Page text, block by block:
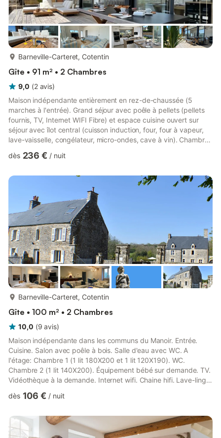
Barneville-Carteret, Cotentin
Gîte • 91 m² • 2 Chambres
9,0 (2 avis)
Maison indépendante entièrement en rez-de-chaussée (5
marches à l'entrée). Grand séjour avec poêle à pellets (pellets
fournis, TV, Internet WIFI Fibre) et espace cuisine ouvert sur
séjour avec îlot central (cuisson induction, four, four à vapeur,
lave-vaisselle, congélateur, micro-ondes, cave à vin). Chambre
l'italienne) privée. Chambre 2 (1 lit 160X200) avec salle d'eau
linge, sèche-linge). Equipement bébé sur demande. Draps et
linge de maison fournis. Lits faits...
dès 236 € / nuit
Barneville-Carteret, Cotentin
Gîte • 100 m² • 2 Chambres
10,0 (9 avis)
Maison indépendante dans les communs du Manoir. Entrée.
Cuisine. Salon avec poêle à bois. Salle d'eau avec WC. A
l'étage: Chambre 1 (1 lit 180X200 et 1 lit 120X190). WC.
Chambre 2 (1 lit 140X200). Équipement bébé sur demande. TV.
Vidéothèque à la demande. Internet wifi. Chaine hifi. Lave-linge.
Toutes charges comprises. Draps et linge de maison fournis.
ping-pong et buanderie. Possibilité de garer des vélos.Terrain
privé non clos. Terrasse en pierre. Salon de jardin. Barbecu...
dès 106 € / nuit